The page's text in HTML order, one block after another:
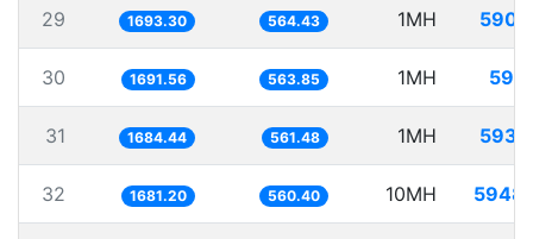
29 1693.30 564.43 1MH
30 1691.56 563.85 1MH
31 1684.44 561.48 1MH
32 1681.20 560.40 10MH